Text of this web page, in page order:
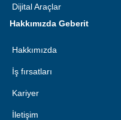
Dijital Araçlar
Hakkımızda Geberit
Hakkımızda
İş fırsatları
Kariyer
İletişim